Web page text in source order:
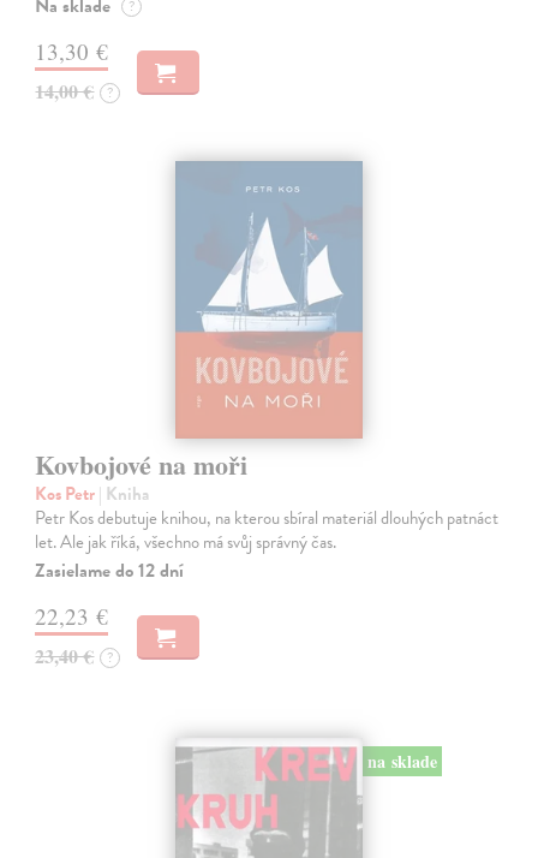
?
13,30 €
14,00 € ?
Kovbojové na moři
Kos Petr| Kniha
Petr Kos debutuje knihou, na kterou sbíral materiál dlouhých patnáct
let. Ale jak říká, všechno má svůj správný čas.
Zasielame do 12 dní
22,23 €
23,40 € ?
na sklade